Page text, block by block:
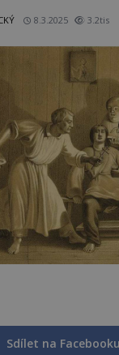
8.3.2025 3.2tis
Sdílet na Facebooku